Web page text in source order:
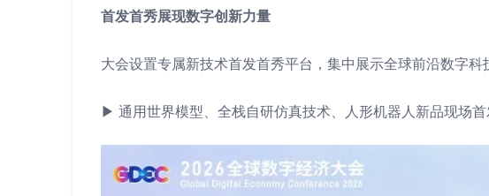
首发首秀展现数字创新力量
大会设置专属新技术首发首秀平台，集中展示全球前沿数字科
▶ 通用世界模型、全栈自研仿真技术、人形机器人新品现场首